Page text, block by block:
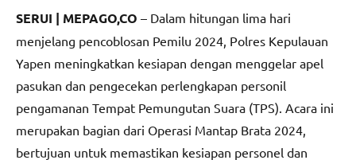
SERUI | MEPAGO,CO – Dalam hitungan lima hari
menjelang pencoblosan Pemilu 2024, Polres Kepulauan
Yapen meningkatkan kesiapan dengan menggelar apel
pasukan dan pengecekan perlengkapan personil
pengamanan Tempat Pemungutan Suara (TPS). Acara ini
merupakan bagian dari Operasi Mantap Brata 2024,
bertujuan untuk memastikan kesiapan personel dan